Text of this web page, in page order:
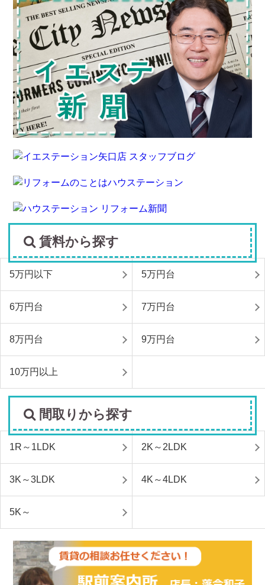
賃料から探す
5万円以下 5万円台
6万円台 7万円台
8万円台 9万円台
10万円以上
間取りから探す
1R～1LDK 2K～2LDK
3K～3LDK 4K～4LDK
5K～